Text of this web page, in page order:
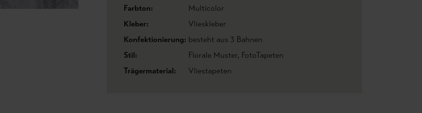
Farbton:
Multicolor
Kleber:
Vlieskleber
Konfektionierung: besteht aus 3 Bahnen
Stil:
Florale Muster, FotoTapeten
Trägermaterial:
Vliestapeten